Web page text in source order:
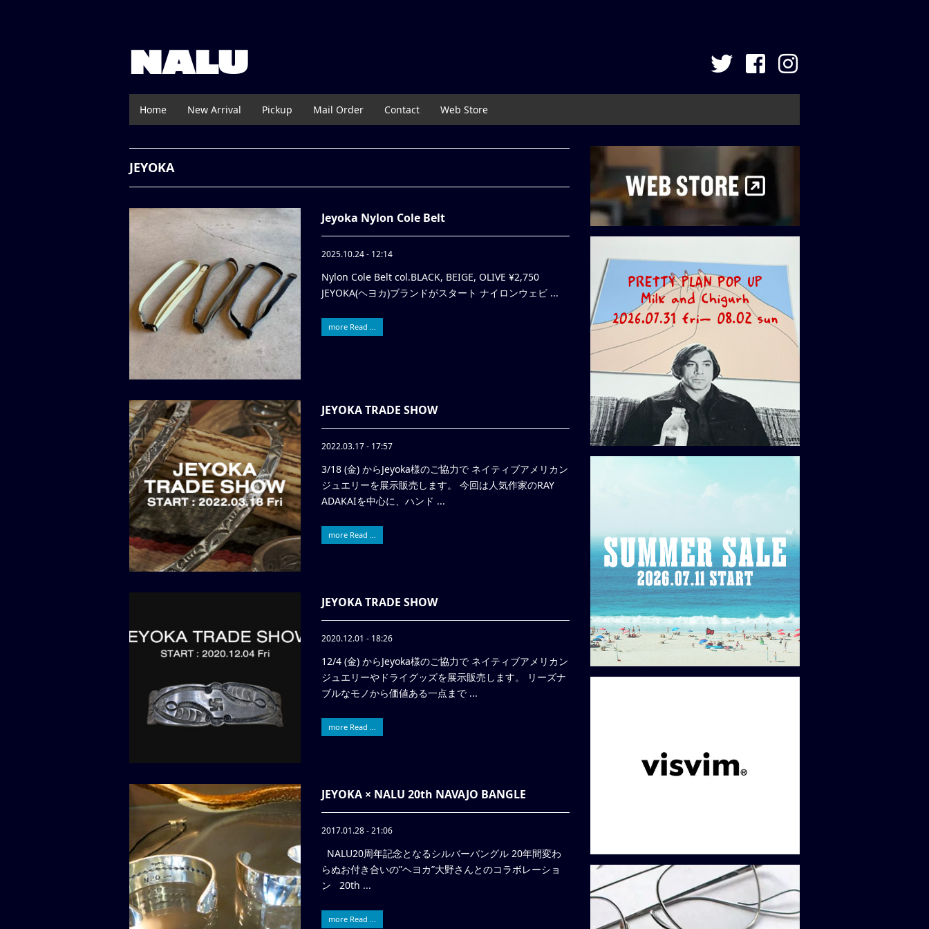
NALU
Home New Arrival Pickup Mail Order Contact Web Store
JEYOKA
Jeyoka Nylon Cole Belt
2025.10.24 - 12:14
Nylon Cole Belt col.BLACK, BEIGE, OLIVE ¥2,750
JEYOKA(ヘヨカ)ブランドがスタート ナイロンウェビ ...
more Read ...
JEYOKA TRADE SHOW
2022.03.17 - 17:57
3/18 (金) からJeyoka様のご協力で ネイティブアメリカン
ジュエリーを展示販売します。 今回は人気作家のRAY
ADAKAIを中心に、ハンド ...
more Read ...
JEYOKA TRADE SHOW
2020.12.01 - 18:26
12/4 (金) からJeyoka様のご協力で ネイティブアメリカン
ジュエリーやドライグッズを展示販売します。 リーズナ
ブルなモノから価値ある一点まで ...
more Read ...
JEYOKA × NALU 20th NAVAJO BANGLE
2017.01.28 - 21:06
NALU20周年記念となるシルバーバングル 20年間変わ
らぬお付き合いの”ヘヨカ”大野さんとのコラボレーショ
ン 20th ...
more Read ...